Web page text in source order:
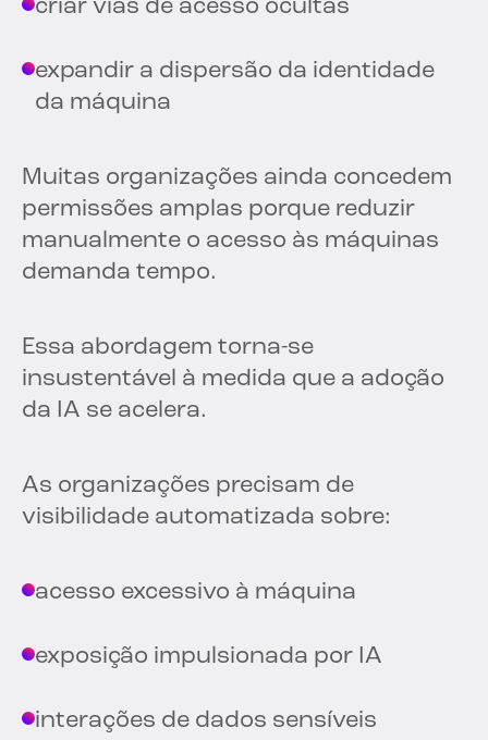
criar vias de acesso ocultas
expandir a dispersão da identidade
da máquina
Muitas organizações ainda concedem
permissões amplas porque reduzir
manualmente o acesso às máquinas
demanda tempo.
Essa abordagem torna-se
insustentável à medida que a adoção
da IA se acelera.
As organizações precisam de
visibilidade automatizada sobre:
acesso excessivo à máquina
exposição impulsionada por IA
interações de dados sensíveis